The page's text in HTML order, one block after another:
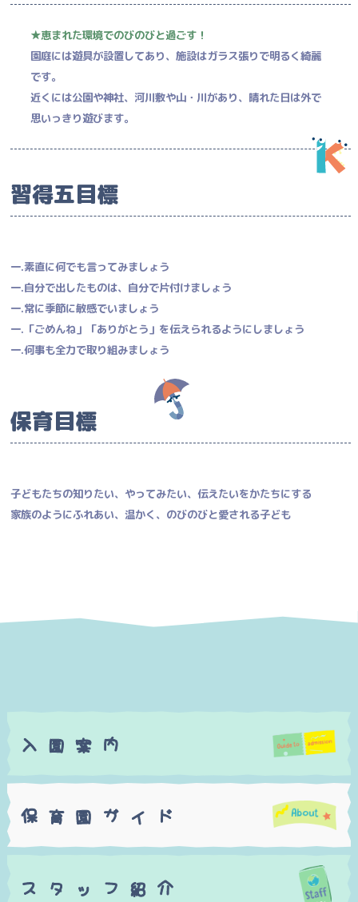
★恵まれた環境でのびのびと過ごす！
園庭には遊具が設置してあり、施設はガラス張りで明るく綺麗
です。
近くには公園や神社、河川敷や山・川があり、晴れた日は外で
思いっきり遊びます。
習得五目標
一.素直に何でも言ってみましょう
一.自分で出したものは、自分で片付けましょう
一.常に季節に敏感でいましょう
一.「ごめんね」「ありがとう」を伝えられるようにしましょう
一.何事も全力で取り組みましょう
保育目標
子どもたちの知りたい、やってみたい、伝えたいをかたちにする
家族のようにふれあい、温かく、のびのびと愛される子ども
入園案 内
保育園 ガ イ ド
ス タ ッ フ紹介